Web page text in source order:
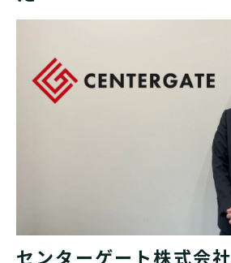
センターゲート株式会社